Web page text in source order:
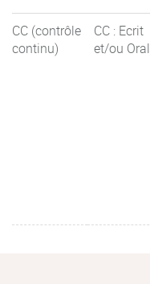
CC (contrôle
continu)
CC : Ecrit
et/ou Oral